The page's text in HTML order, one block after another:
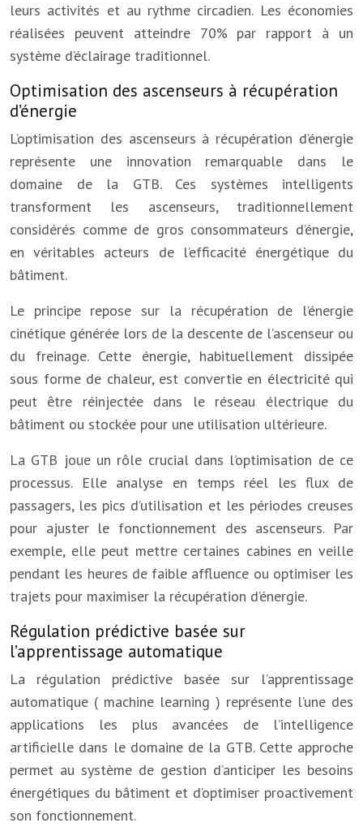
leurs activités et au rythme circadien. Les économies
réalisées peuvent atteindre 70% par rapport à un
système d’éclairage traditionnel.
Optimisation des ascenseurs à récupération
d’énergie
L’optimisation des ascenseurs à récupération d’énergie
représente une innovation remarquable dans le
domaine de la GTB. Ces systèmes intelligents
transforment les ascenseurs, traditionnellement
considérés comme de gros consommateurs d’énergie,
en véritables acteurs de l’efficacité énergétique du
bâtiment.
Le principe repose sur la récupération de l’énergie
cinétique générée lors de la descente de l’ascenseur ou
du freinage. Cette énergie, habituellement dissipée
sous forme de chaleur, est convertie en électricité qui
peut être réinjectée dans le réseau électrique du
bâtiment ou stockée pour une utilisation ultérieure.
La GTB joue un rôle crucial dans l’optimisation de ce
processus. Elle analyse en temps réel les flux de
passagers, les pics d’utilisation et les périodes creuses
pour ajuster le fonctionnement des ascenseurs. Par
exemple, elle peut mettre certaines cabines en veille
pendant les heures de faible affluence ou optimiser les
trajets pour maximiser la récupération d’énergie.
Régulation prédictive basée sur
l’apprentissage automatique
La régulation prédictive basée sur l’apprentissage
automatique ( machine learning ) représente l’une des
applications les plus avancées de l’intelligence
artificielle dans le domaine de la GTB. Cette approche
permet au système de gestion d’anticiper les besoins
énergétiques du bâtiment et d’optimiser proactivement
son fonctionnement.